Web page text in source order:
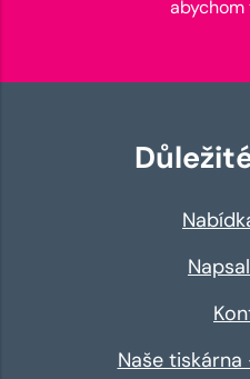
abychom
Naše tiskárna